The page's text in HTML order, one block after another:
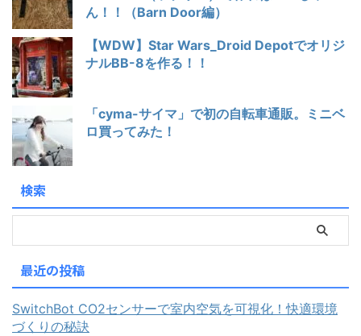
ん！！（Barn Door編）
【WDW】Star Wars_Droid Depotでオリジ
ナルBB-8を作る！！
「cyma-サイマ」で初の自転車通販。ミニベ
ロ買ってみた！
検索
最近の投稿
SwitchBot CO2センサーで室内空気を可視化！快適環境
づくりの秘訣